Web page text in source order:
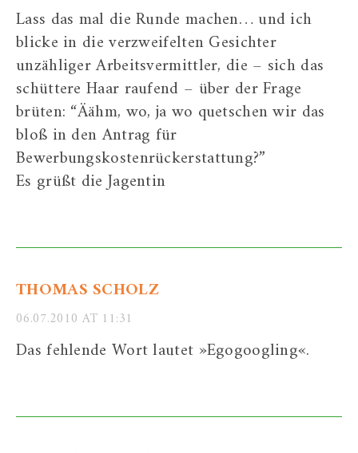
Lass das mal die Runde machen… und ich
blicke in die verzweifelten Gesichter
unzähliger Arbeitsvermittler, die – sich das
schüttere Haar raufend – über der Frage
brüten: “Äähm, wo, ja wo quetschen wir das
bloß in den Antrag für
Bewerbungskostenrückerstattung?”
Es grüßt die Jagentin
THOMAS SCHOLZ
06.07.2010 AT 11:31
Das fehlende Wort lautet »Egogoogling«.